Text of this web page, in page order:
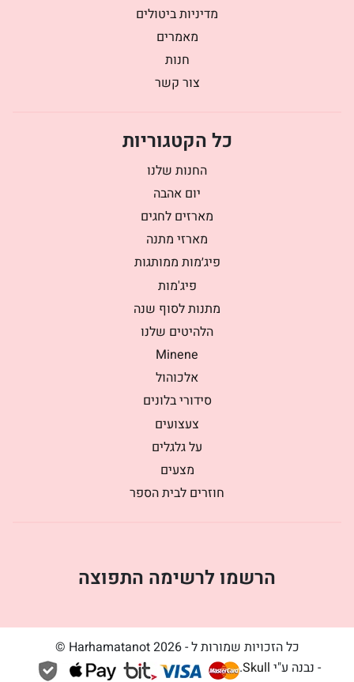
מדיניות ביטולים
מאמרים
חנות
צור קשר
כל הקטגוריות
החנות שלנו
יום אהבה
מארזים לחגים
מארזי מתנה
פיג׳מות ממותגות
פיג'מות
מתנות לסוף שנה
הלהיטים שלנו
Minene
אלכוהול
סידורי בלונים
צעצועים
על גלגלים
מצעים
חוזרים לבית הספר
הרשמו לרשימה התפוצה
כל הזכויות שמורות ל - Harhamatanot 2026 ©
- נבנה ע"י Skull
.